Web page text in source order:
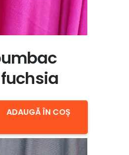
ADAUGĂ ÎN COȘ